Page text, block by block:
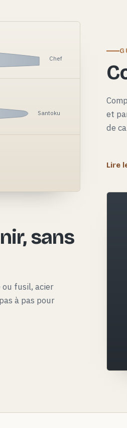
Chef
Santoku
et
de
Lire
sans
ou fusil, acier
à pas pour